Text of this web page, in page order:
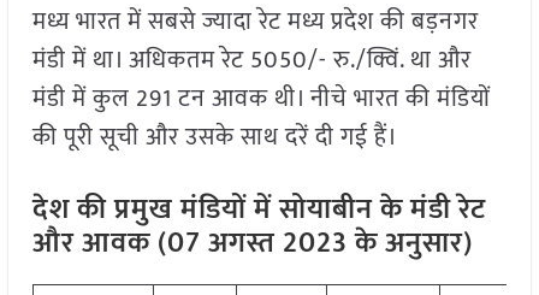
मध्य भारत में सबसे ज्यादा रेट मध्य प्रदेश की बड़नगर
मंडी में था। अधिकतम रेट 5050/- रु./क्विं. था और
मंडी में कुल 291 टन आवक थी। नीचे भारत की मंडियों
की पूरी सूची और उसके साथ दरें दी गई हैं।
देश की प्रमुख मंडियों में सोयाबीन के मंडी रेट
और आवक (07 अगस्त 2023 के अनुसार)